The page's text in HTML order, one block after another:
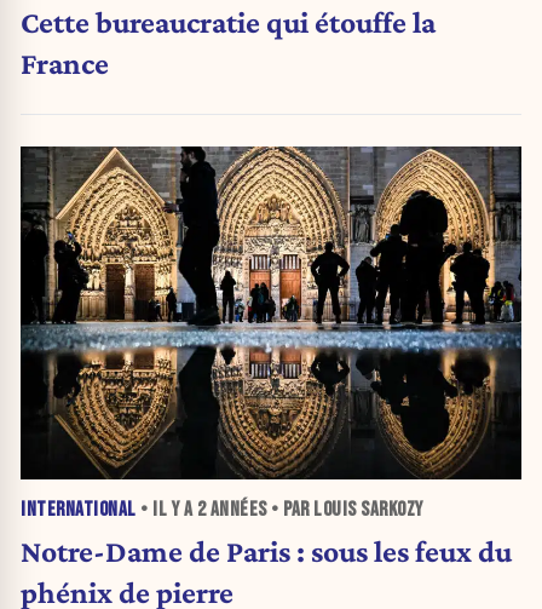
Cette bureaucratie qui étouffe la
France
INTERNATIONAL • IL Y A 2 ANNÉES• PAR LOUIS SARKOZY
Notre-Dame de Paris : sous les feux du
phénix de pierre